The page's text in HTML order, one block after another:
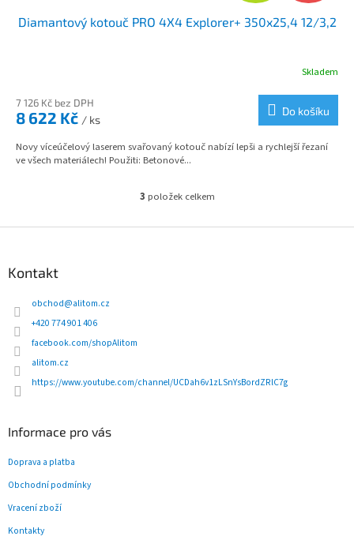
A
M
A
Diamantový kotouč PRO 4X4 Explorer+ 350x25,4 12/3,2
Skladem
7 126 Kč bez DPH
8 622 Kč / ks
Do košíku
Novy víceúčelový laserem svařovaný kotouč nabízí lepši a rychlejší řezaní
ve všech materiálech! Použiti: Betonové...
O
l
y
3 položek celkem
Kontakt
obchod@alitom.cz
+420 774 901 406
facebook.com/shopAlitom
alitom.cz
https://www.youtube.com/channel/UCDah6v1zLSnYsBordZRlC7g
Informace pro vás
Doprava a platba
Obchodní podmínky
Vracení zboží
Kontakty